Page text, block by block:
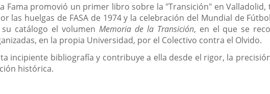
Fama promovió un primer libro sobre la "Transición" en
huelgas de FASA de 1974 y la celebración del Mundial de
catálogo el volumen Memoria de la Transición, en el que se
en la propia Universidad, por el Colectivo contra el Olvido.
incipiente bibliografía y contribuye a ella desde el rigor, la
histórica.